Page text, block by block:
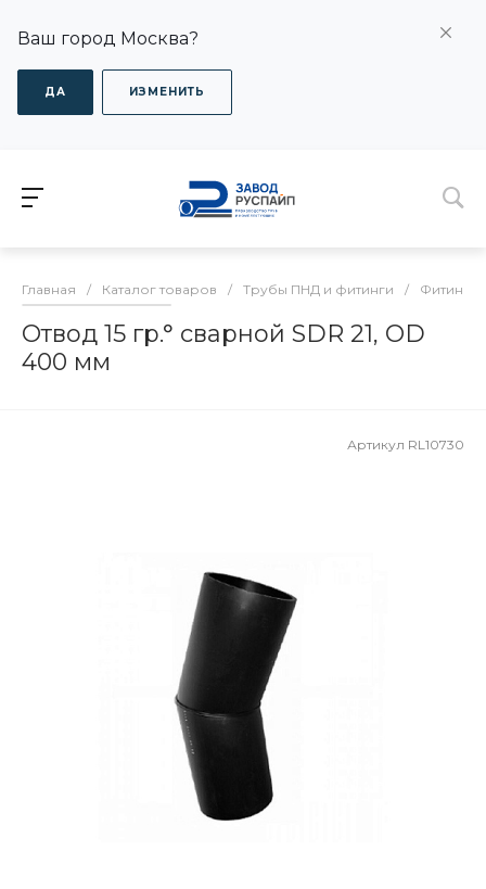
Ваш город Москва?
ДА ИЗМЕНИТЬ
Главная / Каталог товаров / Трубы ПНД и фитинги / Фитинги
Отвод 15 гр.° сварной SDR 21, OD
400 мм
Артикул RL10730